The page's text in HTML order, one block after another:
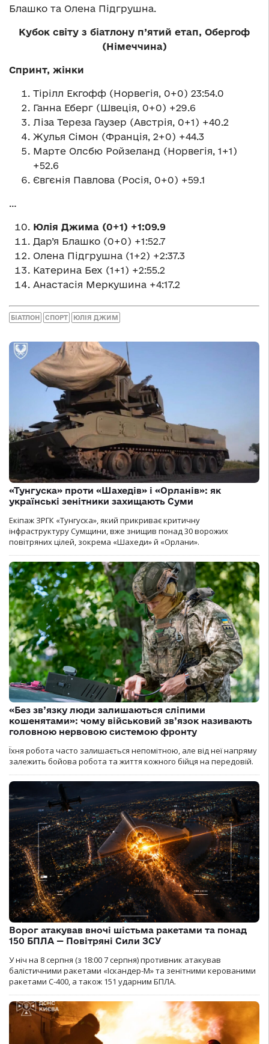
Блашко та Олена Підгрушна.
Кубок світу з біатлону п’ятий етап, Обергоф
(Німеччина)
Спринт, жінки
Тірілл Екгофф (Норвегія, 0+0) 23:54.0
Ганна Еберг (Швеція, 0+0) +29.6
Ліза Тереза Гаузер (Австрія, 0+1) +40.2
Жулья Сімон (Франція, 2+0) +44.3
Марте Олсбю Ройзеланд (Норвегія, 1+1)
+52.6
Євгєнія Павлова (Росія, 0+0) +59.1
Юлія Джима (0+1) +1:09.9
Дар’я Блашко (0+0) +1:52.7
Олена Підгрушна (1+2) +2:37.3
Катерина Бех (1+1) +2:55.2
Анастасія Меркушина +4:17.2
БІАТЛОН СПОРТ ЮЛІЯ ДЖИМ
«Тунгуска» проти «Шахедів» і «Орланів»: як
українські зенітники захищають Суми
Екіпаж ЗРГК «Тунгуска», який прикриває критичну
інфраструктуру Сумщини, вже знищив понад 30 ворожих
повітряних цілей, зокрема «Шахеди» й «Орлани».
«Без зв’язку люди залишаються сліпими
кошенятами»: чому військовий зв’язок називають
головною нервовою системою фронту
Їхня робота часто залишається непомітною, але від неї напряму
залежить бойова робота та життя кожного бійця на передовій.
Ворог атакував вночі шістьма ракетами та понад
150 БПЛА — Повітряні Сили ЗСУ
У ніч на 8 серпня (з 18:00 7 серпня) противник атакував
балістичними ракетами «Іскандер-М» та зенітними керованими
ракетами С-400, а також 151 ударним БПЛА.